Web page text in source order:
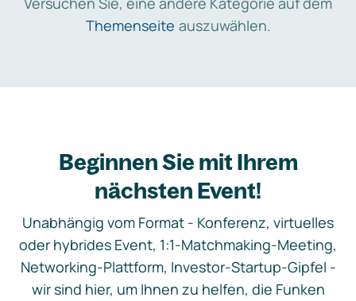
Themenseite auszuwählen.
Beginnen Sie mit Ihrem
nächsten Event!
Unabhängig vom Format - Konferenz, virtuelles
oder hybrides Event, 1:1-Matchmaking-Meeting,
Networking-Plattform, Investor-Startup-Gipfel -
wir sind hier, um Ihnen zu helfen, die Funken